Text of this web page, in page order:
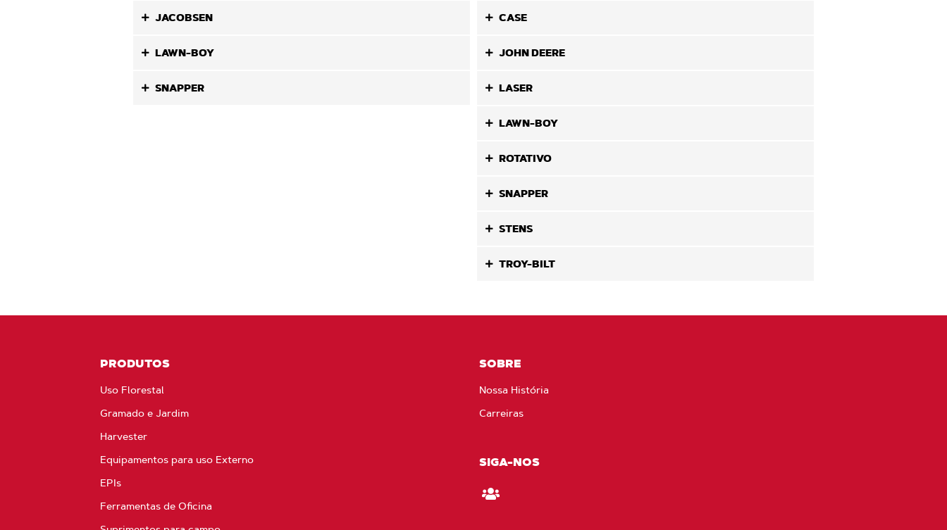
JACOBSEN
LAWN-BOY
SNAPPER
CASE
JOHN DEERE
LASER
LAWN-BOY
ROTATIVO
SNAPPER
STENS
TROY-BILT
PRODUTOS
Uso Florestal
Gramado e Jardim
Harvester
Equipamentos para uso Externo
EPIs
Ferramentas de Oficina
SOBRE
Nossa História
Carreiras
SIGA-NOS